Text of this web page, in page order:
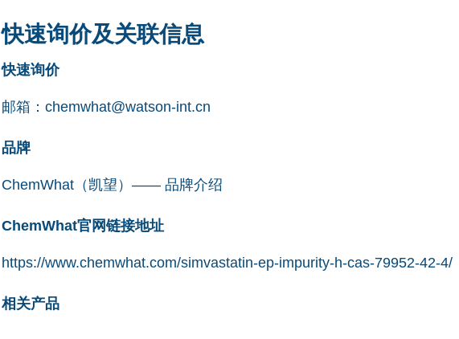
快速询价及关联信息
快速询价
邮箱： chemwhat@watson-int.cn
品牌
ChemWhat（凯望）—— 品牌介绍
ChemWhat官网链接地址
https://www.chemwhat.com/simvastatin-ep-impurity-h-cas-79952-42-4/
相关产品